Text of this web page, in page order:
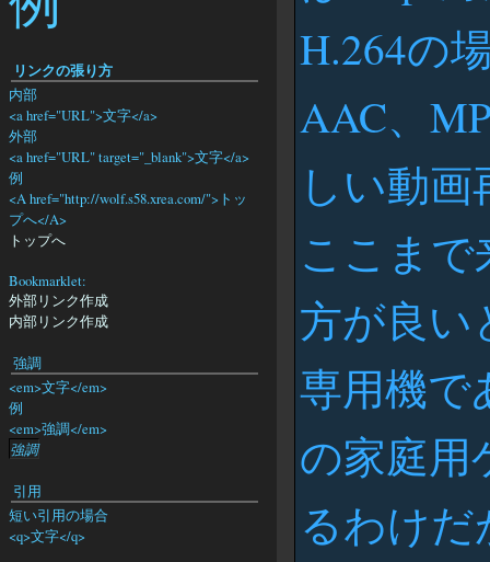
H.264の
AAC、
しい動
ここまで
方が良
専用機で
の家庭用
るわけだ
リンクの張り方
内部
<a href="URL">文字</a>
外部
<a href="URL" target="_blank">文字</a>
例
<A href="http://wolf.s58.xrea.com/">トッ
プへ</A>
トップへ
Bookmarklet:
外部リンク作成
内部リンク作成
強調
<em>文字</em>
例
<em>強調</em>
強調
引用
短い引用の場合
<q>文字</q>